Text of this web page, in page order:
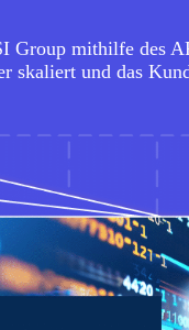
Group mithilfe des
skaliert und das